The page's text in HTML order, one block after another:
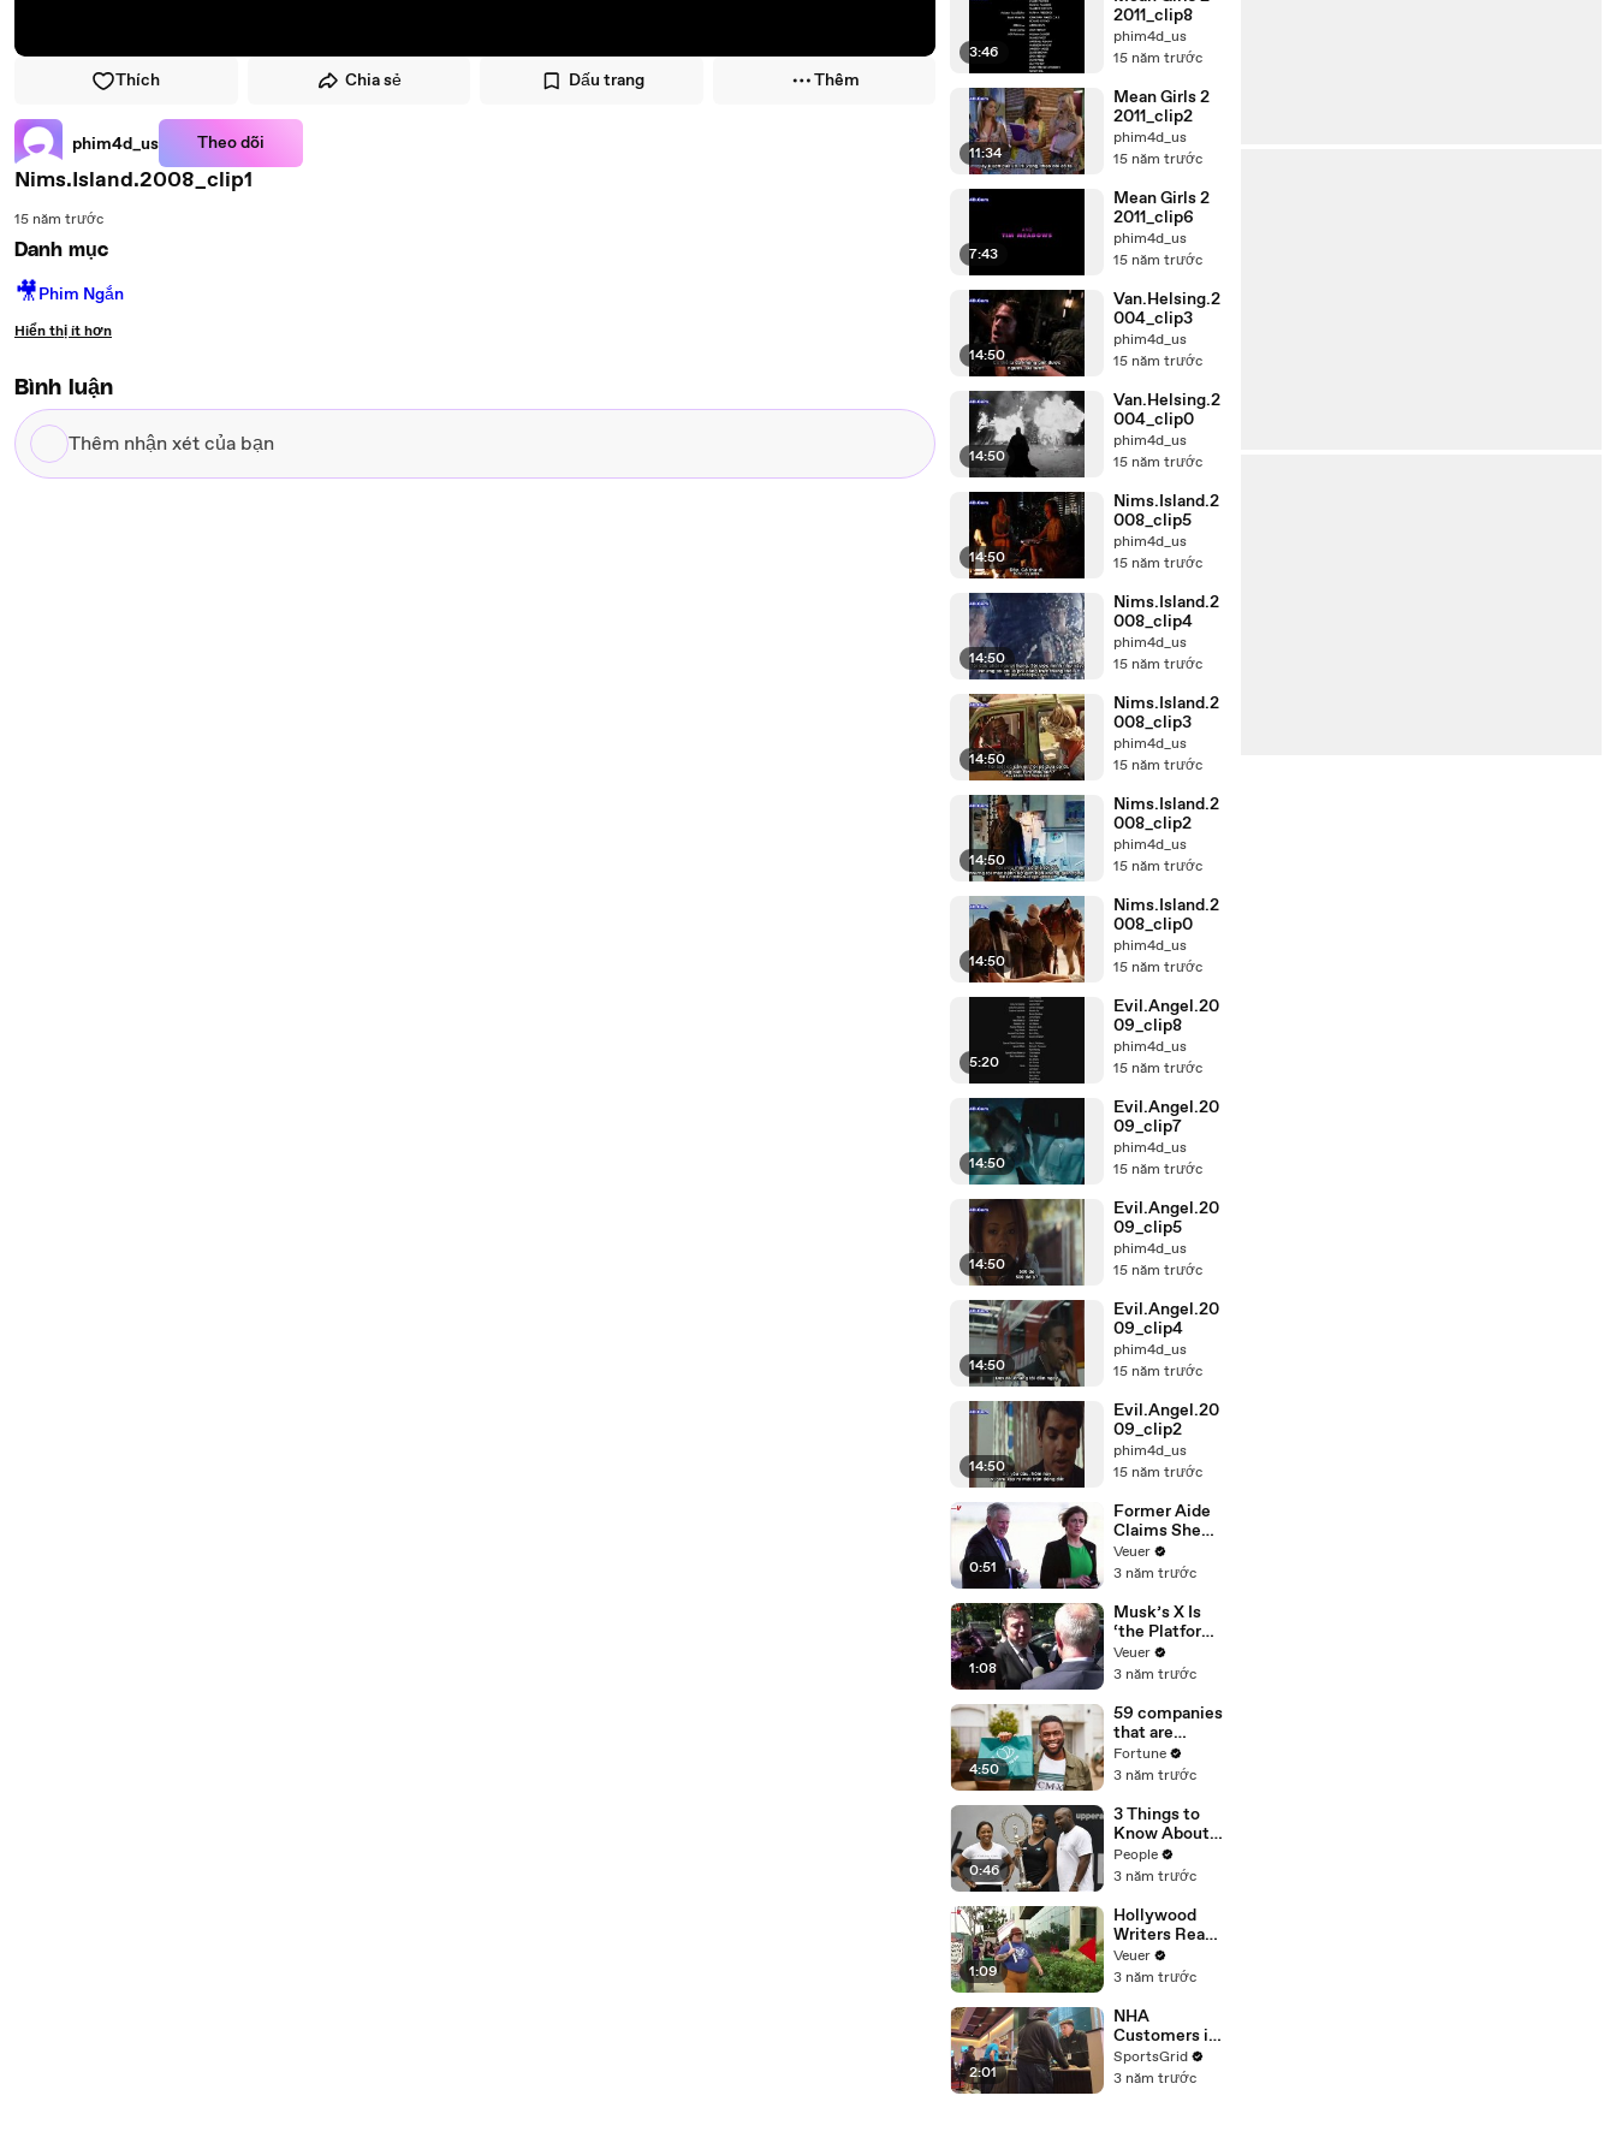
Thích Chia sẻ Dấu trang Thêm
phim4d_us Theo dõi
Nims.Island.2008_clip1
15 năm trước
Danh mục
🎥Phim Ngắn
Hiển thị ít hơn
Bình luận
Thêm
nhận
3:46
2011_clip8
phim4d_us
15 năm trước
11:34
Mean Girls 2
2011_clip2
phim4d_us
15 năm trước
7:43
Mean Girls 2
2011_clip6
phim4d_us
15 năm trước
14:50
Van.Helsing.2
004_clip3
phim4d_us
15 năm trước
14:50
Van.Helsing.2
004_clip0
phim4d_us
15 năm trước
14:50
Nims.Island.2
008_clip5
phim4d_us
15 năm trước
14:50
Nims.Island.2
008_clip4
phim4d_us
15 năm trước
14:50
Nims.Island.2
008_clip3
phim4d_us
15 năm trước
14:50
Nims.Island.2
008_clip2
phim4d_us
15 năm trước
14:50
Nims.Island.2
008_clip0
phim4d_us
15 năm trước
5:20
Evil.Angel.20
09_clip8
phim4d_us
15 năm trước
14:50
Evil.Angel.20
09_clip7
phim4d_us
15 năm trước
14:50
Evil.Angel.20
09_clip5
phim4d_us
15 năm trước
14:50
Evil.Angel.20
09_clip4
phim4d_us
15 năm trước
14:50
Evil.Angel.20
09_clip2
phim4d_us
15 năm trước
0:51
Former Aide
Claims She
Was Asked to
Make a ‘Hit
Trump
Veuer
3 năm trước
1:08
Musk’s X Is
‘the Platform
With the
Largest Ratio
Misinformatio
n or
Disinformatio
n’ Amongst
All Social
Media
Platforms
Veuer
3 năm trước
4:50
59 companies
that are
changing the
world: From
Chobani
Fortune
3 năm trước
0:46
3 Things to
Know About
Coco Gauff's
Parents
People
3 năm trước
1:09
Hollywood
Writers Reach
‘Tentative
Agreement’
After 146 Day
Strike
Veuer
3 năm trước
2:01
NHA
Customers in
Limbo as
Company
SportsGrid
3 năm trước